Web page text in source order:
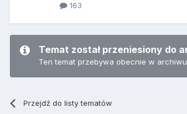
163
Temat został przeniesiony do
Ten temat przebywa obecnie w
Przejdź do listy tematów